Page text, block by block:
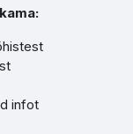
infot